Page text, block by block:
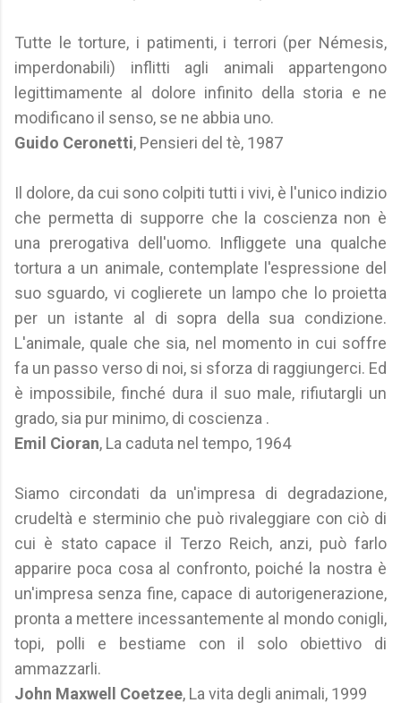
Tutte le torture, i patimenti, i terrori (per Némesis,
imperdonabili) inflitti agli animali appartengono
legittimamente al dolore infinito della storia e ne
modificano il senso, se ne abbia uno.
Guido Ceronetti, Pensieri del tè, 1987
Il dolore, da cui sono colpiti tutti i vivi, è l'unico indizio
che permetta di supporre che la coscienza non è
una prerogativa dell'uomo. Infliggete una qualche
tortura a un animale, contemplate l'espressione del
suo sguardo, vi coglierete un lampo che lo proietta
per un istante al di sopra della sua condizione.
L'animale, quale che sia, nel momento in cui soffre
fa un passo verso di noi, si sforza di raggiungerci. Ed
è impossibile, finché dura il suo male, rifiutargli un
grado, sia pur minimo, di coscienza .
Emil Cioran, La caduta nel tempo, 1964
Siamo circondati da un'impresa di degradazione,
crudeltà e sterminio che può rivaleggiare con ciò di
cui è stato capace il Terzo Reich, anzi, può farlo
apparire poca cosa al confronto, poiché la nostra è
un'impresa senza fine, capace di autorigenerazione,
pronta a mettere incessantemente al mondo conigli,
topi, polli e bestiame con il solo obiettivo di
ammazzarli.
John Maxwell Coetzee, La vita degli animali, 1999